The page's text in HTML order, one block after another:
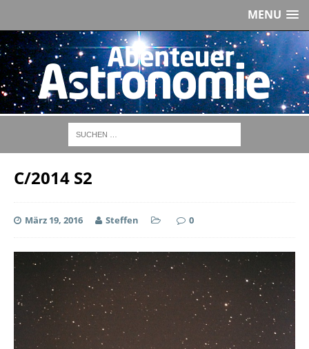
MENU
C/2014 S2
März 19, 2016 Steffen 0